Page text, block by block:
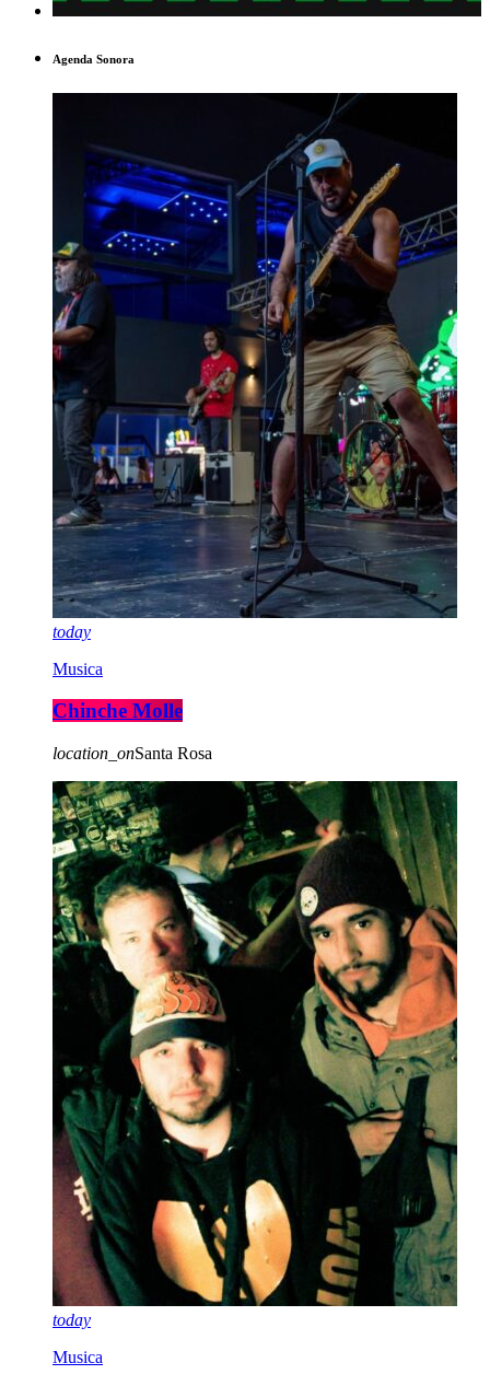
Agenda Sonora
today
Musica
Chinche Molle
location_onSanta Rosa
today
Musica